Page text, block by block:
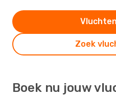
Zoek
Boek nu jouw